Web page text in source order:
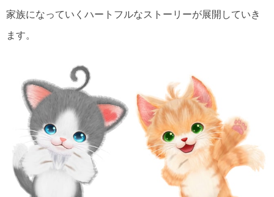
家族になっていくハートフルなストーリーが展開していき
ます。